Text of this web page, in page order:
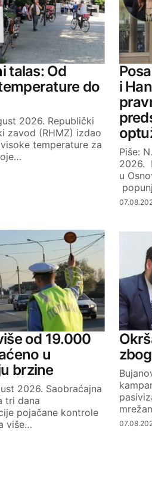
Your E-mail
talas: Od
do
2026. Republički
zavod (RHMZ) izdao
temperature za
i
Piše:
2026.
u
od 19.000
u
brzine
2026. Saobraćajna
tri dana
pojačane kontrole
više…